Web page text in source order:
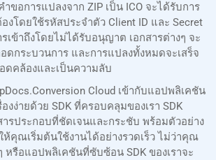
ขอการแปลงจาก ZIP เป็น ICO จะได้รับการ
งโดยใช้รหัสประจำตัว Client ID และ Secret
เข้าถึงโดยไม่ได้รับอนุญาต เอกสารต่างๆ จะ
ดกระบวนการ และการแปลงทั้งหมดจะเสร็จ
คล้องและเป็นความลับ
Cloud เข้ากับแอปพลิเคชัน
งง่ายด้วย SDK ที่ครอบคลุมของเรา SDK
ารประกอบที่ชัดเจนและกระชับ พร้อมตัวอย่าง
ห้คุณเริ่มต้นใช้งานได้อย่างรวดเร็ว ไม่ว่าคุณ
หรือแอปพลิเคชันที่ซับซ้อน SDK ของเราจะ